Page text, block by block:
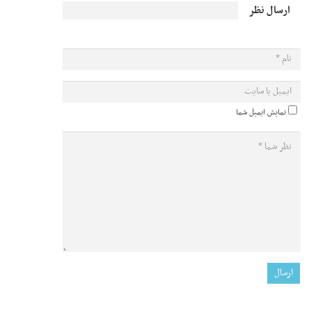
ارسال نظر
نمایش ایمیل شما